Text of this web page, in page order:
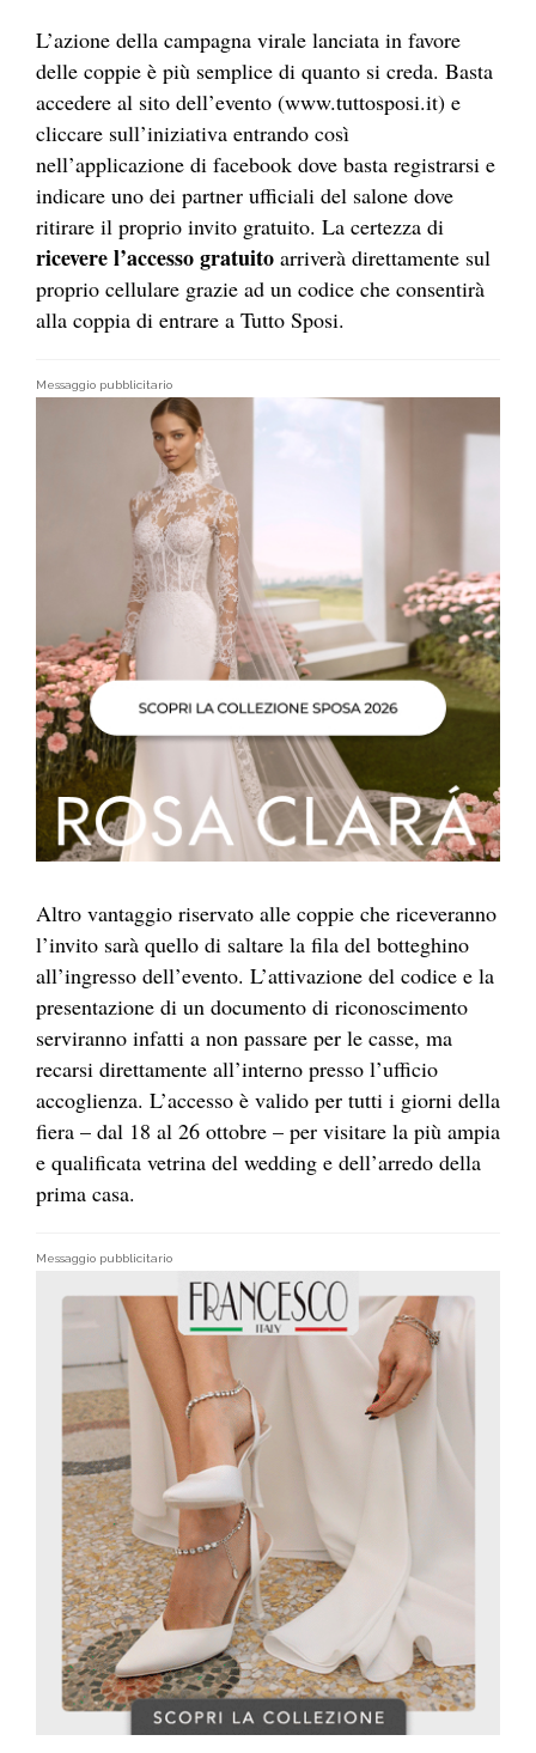
L’azione della campagna virale lanciata in favore
delle coppie è più semplice di quanto si creda. Basta
accedere al sito dell’evento (www.tuttosposi.it) e
cliccare sull’iniziativa entrando così
nell’applicazione di facebook dove basta registrarsi e
indicare uno dei partner ufficiali del salone dove
ritirare il proprio invito gratuito. La certezza di
ricevere l’accesso gratuito arriverà direttamente sul
proprio cellulare grazie ad un codice che consentirà
alla coppia di entrare a Tutto Sposi.
Messaggio pubblicitario
Altro vantaggio riservato alle coppie che riceveranno
l’invito sarà quello di saltare la fila del botteghino
all’ingresso dell’evento. L’attivazione del codice e la
presentazione di un documento di riconoscimento
serviranno infatti a non passare per le casse, ma
recarsi direttamente all’interno presso l’ufficio
accoglienza. L’accesso è valido per tutti i giorni della
fiera – dal 18 al 26 ottobre – per visitare la più ampia
e qualificata vetrina del wedding e dell’arredo della
prima casa.
Messaggio pubblicitario